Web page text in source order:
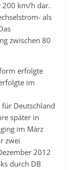
200 km/h dar.
als
zwischen 80
erfolgte
im
Deutschland
später in
im März
zwei
2012
durch DB